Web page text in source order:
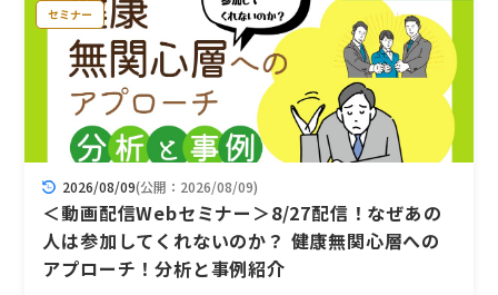
セミナー
2026/08/09(公開：2026/08/09)
＜動画配信Webセミナー＞8/27配信！なぜあの
人は参加してくれないのか？ 健康無関心層への
アプローチ！分析と事例紹介